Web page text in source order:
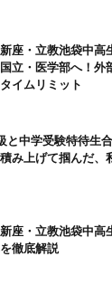
新座・立教池袋中
国立・医学部へ！
イムリミット
と中学受験特待生
み上げて掴んだ、
新座・立教池袋中
徹底解説